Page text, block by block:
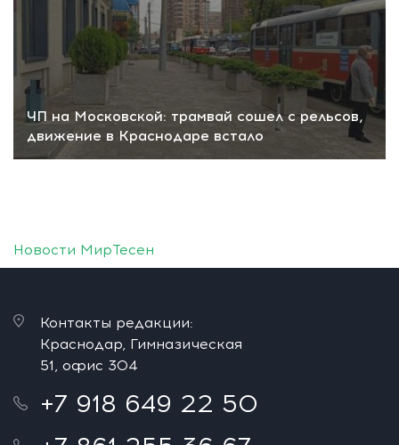
ЧП на Московской: трамвай сошел с рельсов,
движение в Краснодаре встало
Новости МирТесен
Контакты редакции:
Краснодар, Гимназическая
51, офис 304
+7 918 649 22 50